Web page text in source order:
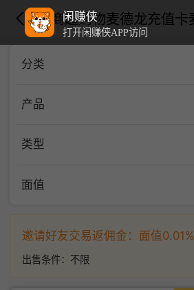
闲赚侠
打开闲赚侠APP访问
分类
产品
类型
面值
邀请好友交易返佣金：面值0.01%
出售条件： 不限